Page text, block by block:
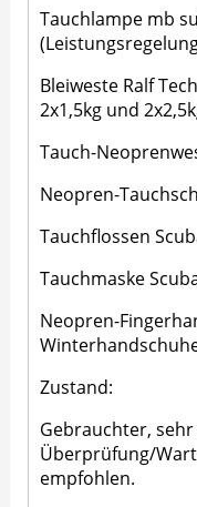
Tauchlampe mb
Bleiweste Ralf
2x1,5kg und
Tauch-
Neopren-
Tauchflossen
Tauchmaske
Neopren-
Zustand:
Gebrauchter,
Überprüfung/
empfohlen.